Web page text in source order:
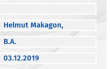
Helmut Makagon,
B.A.
03.12.2019